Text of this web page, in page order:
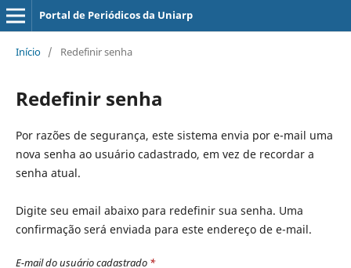
Portal de Periódicos da Uniarp
Início / Redefinir senha
Redefinir senha
Por razões de segurança, este sistema envia por e-mail uma
nova senha ao usuário cadastrado, em vez de recordar a
senha atual.
Digite seu email abaixo para redefinir sua senha. Uma
confirmação será enviada para este endereço de e-mail.
E-mail do usuário cadastrado *